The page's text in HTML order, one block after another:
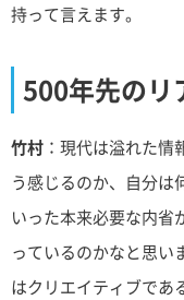
持って言えます。
500年先のリ
竹村 ：現代は溢れた
う感じるのか、自分は
いった本来必要な内省
っているのかなと思い
はクリエイティブであ